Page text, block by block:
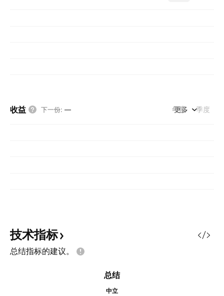
收益 下一份: — 年度 季度
更多
技术指标
总结指标的建议。
总结
中立